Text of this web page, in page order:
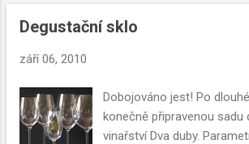
Degustační sklo
září 06, 2010
Dobojováno jest! Po
konečně připravenou sadu
vinařství Dva duby.